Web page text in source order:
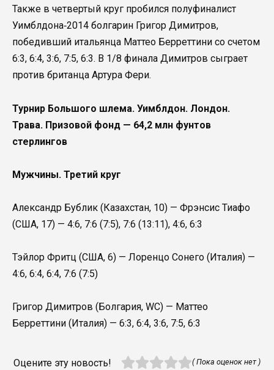
Также в четвертый круг пробился полуфиналист
Уимблдона‑2014 болгарин Григор Димитров,
победивший итальянца Маттео Берреттини со счетом
6:3, 6:4, 3:6, 7:5, 6:3. В 1/8 финала Димитров сыграет
против британца Артура Фери.
Турнир Большого шлема. Уимблдон. Лондон.
Трава. Призовой фонд — 64,2 млн фунтов
стерлингов
Мужчины. Третий круг
Александр Бублик (Казахстан, 10) — Фрэнсис Тиафо
(США, 17) — 4:6, 7:6 (7:5), 7:6 (13:11), 4:6, 6:3
Тэйлор Фритц (США, 6) — Лоренцо Сонего (Италия) —
4:6, 6:4, 6:4, 7:6 (7:5)
Григор Димитров (Болгария, WC) — Маттео
Берреттини (Италия) — 6:3, 6:4, 3:6, 7:5, 6:3
Оцените эту новость! ( Пока оценок нет )